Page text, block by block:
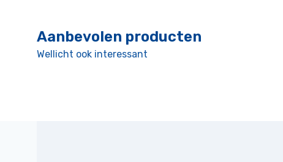
Aanbevolen producten
Wellicht ook interessant